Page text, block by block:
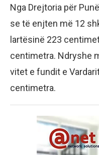
Nga Drejtoria për
se të enjten më 12
lartësinë 223
centimetra. Ndryshe
vitet e fundit e
centimetra.